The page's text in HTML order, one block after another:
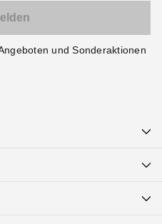
und Sonderaktionen